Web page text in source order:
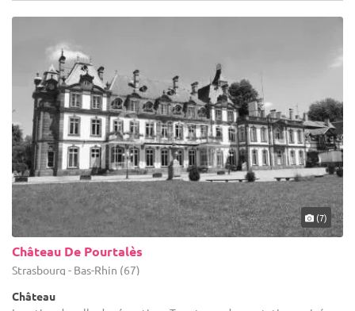
(7)
Château De Pourtalès
Strasbourg - Bas-Rhin (67)
Château